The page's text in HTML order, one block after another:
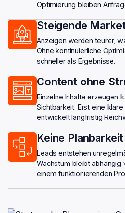
Optimierung bleiben
Steigende
Anzeigen werden teurer,
Ohne kontinuierliche
schneller als Ergebnisse.
Content ohne
Einzelne Inhalte erzeugen
Sichtbarkeit. Erst eine
entwickelt langfristig
Keine Planbarkeit
Leads entstehen
Wachstum bleibt abhängig
einem funktionierenden